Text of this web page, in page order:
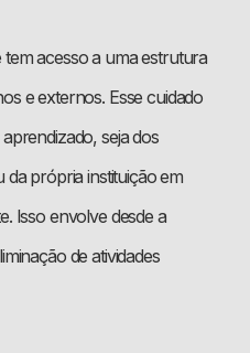
acesso a uma estrutura
e externos. Esse cuidado
seja dos
da própria instituição em
Isso envolve desde a
de atividades